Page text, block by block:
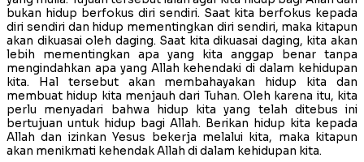
bukan hidup berfokus diri sendiri. Saat kita berfokus kepada
diri sendiri dan hidup mementingkan diri sendiri, maka kitapun
akan dikuasai oleh daging. Saat kita dikuasai daging, kita akan
lebih mementingkan apa yang kita anggap benar tanpa
mengindahkan apa yang Allah kehendaki di dalam kehidupan
kita. Hal tersebut akan membahayakan hidup kita dan
membuat hidup kita menjauh dari Tuhan. Oleh karena itu, kita
perlu menyadari bahwa hidup kita yang telah ditebus ini
bertujuan untuk hidup bagi Allah. Berikan hidup kita kepada
Allah dan izinkan Yesus bekerja melalui kita, maka kitapun
akan menikmati kehendak Allah di dalam kehidupan kita.